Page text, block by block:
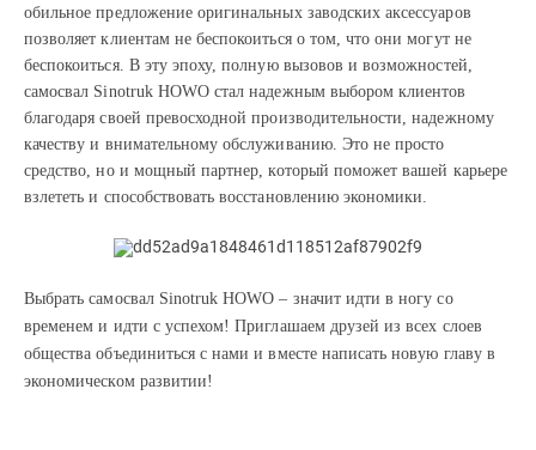
обильное предложение оригинальных заводских аксессуаров
позволяет клиентам не беспокоиться о том, что они могут не
беспокоиться. В эту эпоху, полную вызовов и возможностей,
самосвал Sinotruk HOWO стал надежным выбором клиентов
благодаря своей превосходной производительности, надежному
качеству и внимательному обслуживанию. Это не просто
средство, но и мощный партнер, который поможет вашей карьере
взлететь и способствовать восстановлению экономики.
Выбрать самосвал Sinotruk HOWO – значит идти в ногу со
временем и идти с успехом! Приглашаем друзей из всех слоев
общества объединиться с нами и вместе написать новую главу в
экономическом развитии!